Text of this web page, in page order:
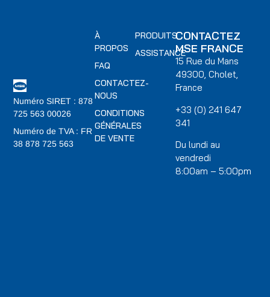
Numéro SIRET : 878
725 563 00026
Numéro de TVA : FR
38 878 725 563
PRODUITS
ASSISTANCE
À
PROPOS
FAQ
CONTACTEZ-
NOUS
CONDITIONS
GÉNÉRALES
DE VENTE
CONTACTEZ
MSE FRANCE
15 Rue du Mans
49300, Cholet,
France
+33 (0) 241 647
341
Du lundi au
vendredi
8:00am – 5:00pm